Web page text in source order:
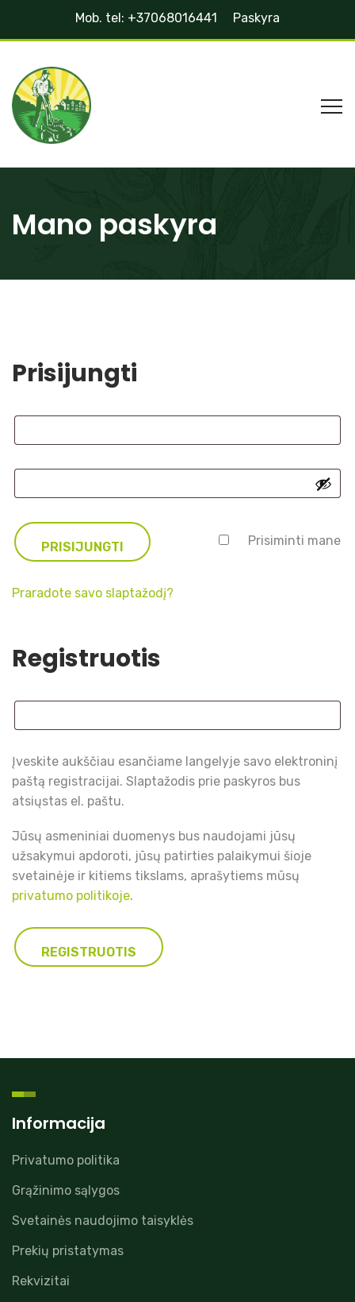
Mob. tel: +37068016441 Paskyra
Mano paskyra
Prisijungti
A
l
e
a
t
e
Prisiminti mane
PRISIJUNGTI
Praradote savo slaptažodį?
Registruotis
Įveskite aukščiau esančiame langelyje savo elektroninį
paštą registracijai. Slaptažodis prie paskyros bus
atsiųstas el. paštu.
Jūsų asmeniniai duomenys bus naudojami jūsų
užsakymui apdoroti, jūsų patirties palaikymui šioje
svetainėje ir kitiems tikslams, aprašytiems mūsų
privatumo politikoje.
REGISTRUOTIS
e
n
a
i
e
:
Informacija
Privatumo politika
Grąžinimo sąlygos
Svetainės naudojimo taisyklės
Prekių pristatymas
Rekvizitai